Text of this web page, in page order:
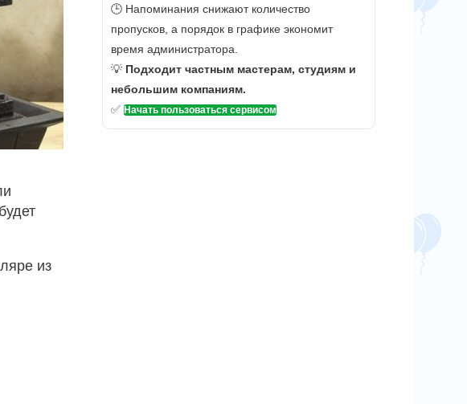
из
🕒 Напоминания снижают количество
пропусков, а порядок в графике экономит
время администратора.
💡 Подходит частным мастерам, студиям и
небольшим компаниям.
✅ Начать пользоваться сервисом